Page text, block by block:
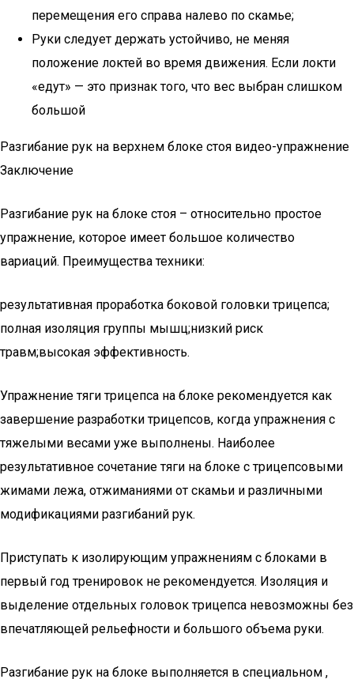
перемещения его справа налево по скамье;
Руки следует держать устойчиво, не меняя
положение локтей во время движения. Если локти
«едут» — это признак того, что вес выбран слишком
большой
Разгибание рук на верхнем блоке стоя видео-упражнение
Заключение
Разгибание рук на блоке стоя – относительно простое
упражнение, которое имеет большое количество
вариаций. Преимущества техники:
результативная проработка боковой головки трицепса;
полная изоляция группы мышц;низкий риск
травм;высокая эффективность.
Упражнение тяги трицепса на блоке рекомендуется как
завершение разработки трицепсов, когда упражнения с
тяжелыми весами уже выполнены. Наиболее
результативное сочетание тяги на блоке с трицепсовыми
жимами лежа, отжиманиями от скамьи и различными
модификациями разгибаний рук.
Приступать к изолирующим упражнениям с блоками в
первый год тренировок не рекомендуется. Изоляция и
выделение отдельных головок трицепса невозможны без
впечатляющей рельефности и большого объема руки.
Разгибание рук на блоке выполняется в специальном ,